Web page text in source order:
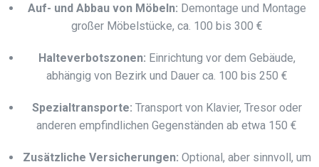
Auf- und Abbau von Möbeln: Demontage und Montage
großer Möbelstücke, ca. 100 bis 300 €
Halteverbotszonen: Einrichtung vor dem Gebäude,
abhängig von Bezirk und Dauer ca. 100 bis 250 €
Spezialtransporte: Transport von Klavier, Tresor oder
anderen empfindlichen Gegenständen ab etwa 150 €
Zusätzliche Versicherungen: Optional, aber sinnvoll, um